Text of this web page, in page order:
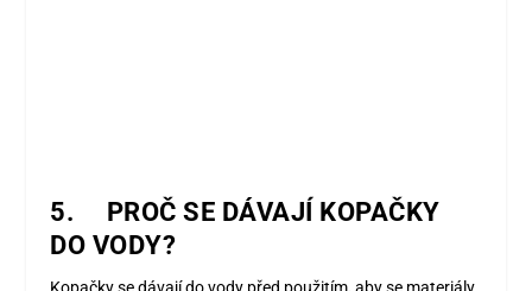
5. PROČ SE DÁVAJÍ KOPAČKY
DO VODY?